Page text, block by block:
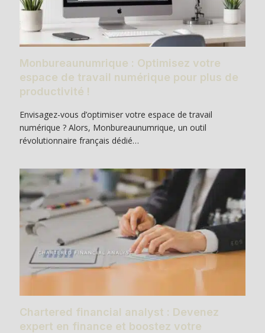
Monbureaunumrique : Optimisez votre
espace de travail numérique pour plus de
productivité !
Envisagez-vous d’optimiser votre espace de travail
numérique ? Alors, Monbureaunumrique, un outil
révolutionnaire français dédié…
Chartered financial analyst : Devenez
expert en finance et boostez votre